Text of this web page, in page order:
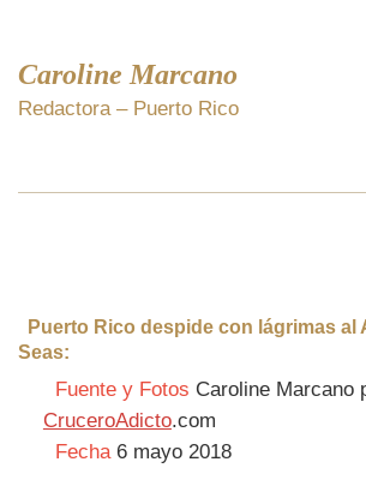
Caroline Marcano
Redactora – Puerto Rico
Puerto Rico despide con lágrimas al
Seas:
Fuente y Fotos Caroline Marcano
CruceroAdicto.com
Fecha6 mayo 2018